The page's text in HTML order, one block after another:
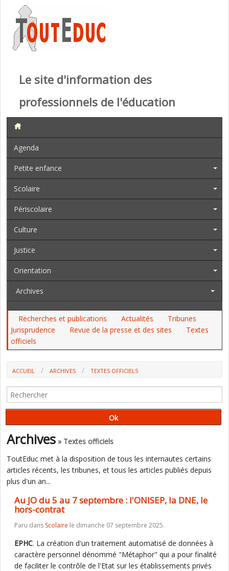
Le site d'information des
professionnels de l'éducation
Agenda
Petite enfance
Scolaire
Périscolaire
Culture
Justice
Orientation
Archives
Recherches et publications Actualités
Tribunes
Jurisprudence
Revue de la presse et des sites
Textes
officiels
ACCUEIL ARCHIVES
TEXTES OFFICIELS
Archives » Textes officiels
ToutEduc met à la disposition de tous les internautes certains
articles récents, les tribunes, et tous les articles publiés depuis
plus d'un an...
Au JO du 5 au 7 septembre : l'ONISEP, la DNE, le
hors-contrat
Paru dans Scolaire le dimanche 07 septembre 2025.
EPHC. La création d'un traitement automatisé de données à
caractère personnel dénommé "Métaphor" qui a pour finalité
de faciliter le contrôle de l'Etat sur les établissements privés